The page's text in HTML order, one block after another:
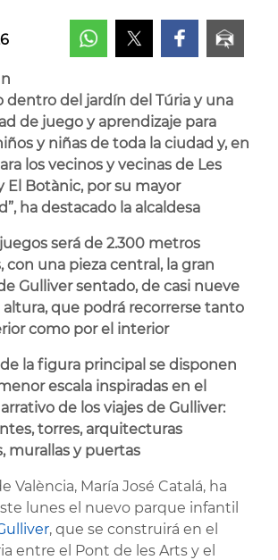
dentro del jardín del Túria y una
de juego y aprendizaje para
y niñas de toda la ciudad y, en
los vecinos y vecinas de Les
El Botànic, por su mayor
ha destacado la alcaldesa
será de 2.300 metros
con una pieza central, la gran
Gulliver sentado, de casi nueve
que podrá recorrerse tanto
como por el interior
la figura principal se disponen
escala inspiradas en el
de los viajes de Gulliver:
torres, arquitecturas
murallas y puertas
València, María José Catalá, ha
lunes el nuevo parque infantil
, que se construirá en el
entre el Pont de les Arts y el